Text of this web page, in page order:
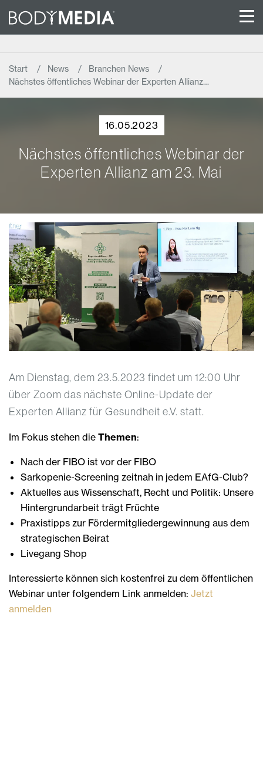
Start News
Branchen News
Nächstes öffentliches Webinar der Experten Allianz…
16.05.2023
Nächstes öffentliches Webinar der
Experten Allianz am 23. Mai
Am Dienstag, dem 23.5.2023 findet um 12:00 Uhr
über Zoom das nächste Online-Update der
Experten Allianz für Gesundheit e.V. statt.
Im Fokus stehen die Themen:
Nach der FIBO ist vor der FIBO
Sarkopenie-Screening zeitnah in jedem EAfG-Club?
Aktuelles aus Wissenschaft, Recht und Politik: Unsere
Hintergrundarbeit trägt Früchte
Praxistipps zur Fördermitgliedergewinnung aus dem
strategischen Beirat
Livegang Shop
Interessierte können sich kostenfrei zu dem öffentlichen
Webinar unter folgendem Link anmelden: Jetzt
anmelden